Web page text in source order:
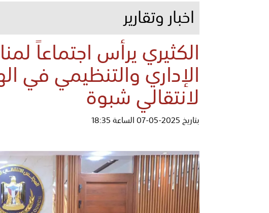
اخبار وتقارير
الكثيري يرأس اجتماعاً
الإداري والتنظيمي في
لانتقالي شبوة
بتاريخ 2025-05-07 الساعة 18:35